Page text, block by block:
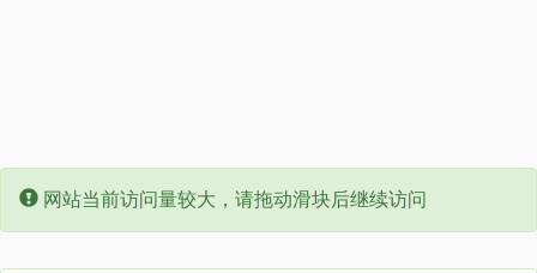
Error:
网站当前访问量较大，请拖动滑块后继续访问